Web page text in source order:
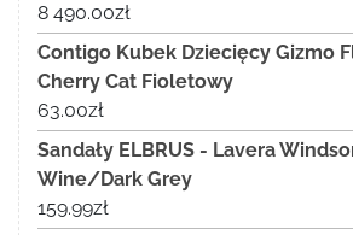
8 490.00zł
Contigo Kubek Dziecięcy Gizmo
Cherry Cat Fioletowy
63.00zł
Sandały ELBRUS - Lavera
Wine/Dark Grey
159.99zł